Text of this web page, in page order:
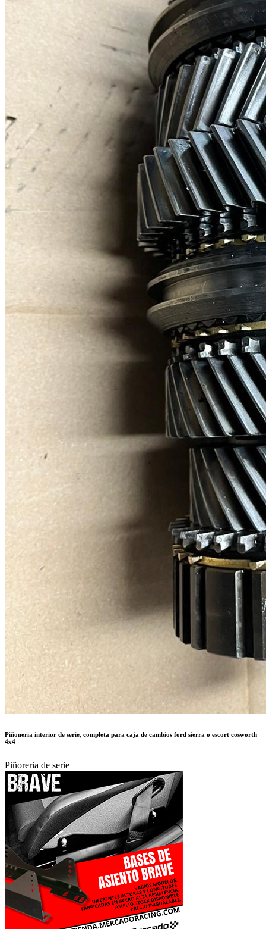
Piñoneria interior de serie, completa para caja de cambios ford sierra o escort cosworth
Piñoreria de serie
550 €
Autor:
CRISTOBAL PALACIOS
Publicado en:
Piezas de Competición /
Cajas de Cambio
Publicado el:
11-Dic-2025 10:20
Referencia:
763849
Visualizaciones: 296
Provincia:
Córdoba
Pais:
España
Teléfono:
610016535
Tag:
T-Shirt,Women ,Top